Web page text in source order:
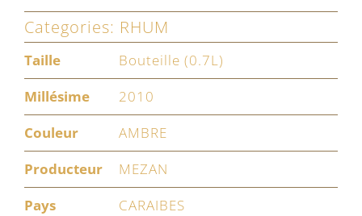
Mezan
2010
Categories: RHUM
Taille
Bouteille (0.7L)
Millésime
2010
Couleur
AMBRE
Producteur
MEZAN
Pays
CARAIBES